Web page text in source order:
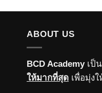
ABOUT US
BCD Academyเป็น
ให้มากที่สุด เพื่อมุ่ง